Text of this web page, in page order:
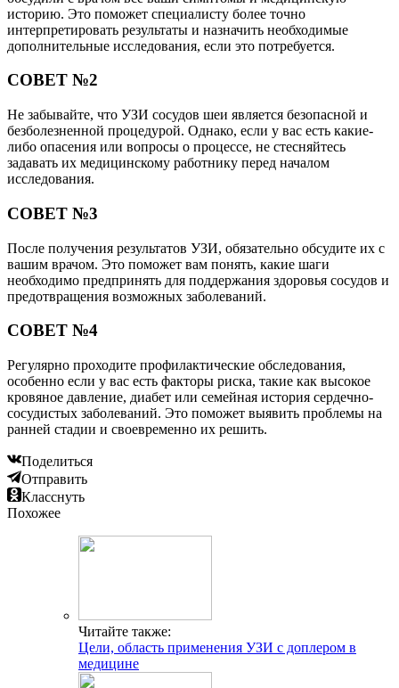
историю. Это поможет специалисту более точно
интерпретировать результаты и назначить необходимые
дополнительные исследования, если это потребуется.
СОВЕТ №2
Не забывайте, что УЗИ сосудов шеи является безопасной и
безболезненной процедурой. Однако, если у вас есть какие-
либо опасения или вопросы о процессе, не стесняйтесь
задавать их медицинскому работнику перед началом
исследования.
СОВЕТ №3
После получения результатов УЗИ, обязательно обсудите их с
вашим врачом. Это поможет вам понять, какие шаги
необходимо предпринять для поддержания здоровья сосудов и
предотвращения возможных заболеваний.
СОВЕТ №4
Регулярно проходите профилактические обследования,
особенно если у вас есть факторы риска, такие как высокое
кровяное давление, диабет или семейная история сердечно-
сосудистых заболеваний. Это поможет выявить проблемы на
ранней стадии и своевременно их решить.
Поделиться
Отправить
Класснуть
Похожее
Читайте также:
Цели, область применения УЗИ с доплером в
медицине